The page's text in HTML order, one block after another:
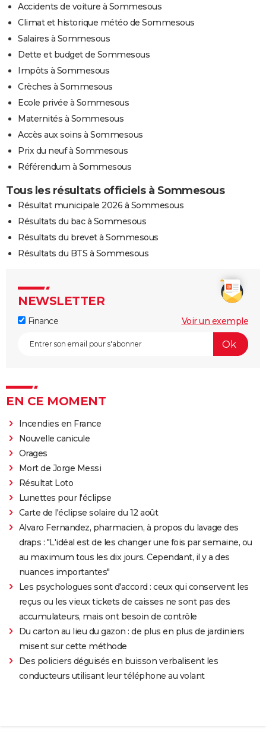
Accidents de voiture à Sommesous
Climat et historique météo de Sommesous
Salaires à Sommesous
Dette et budget de Sommesous
Impôts à Sommesous
Crèches à Sommesous
Ecole privée à Sommesous
Maternités à Sommesous
Accès aux soins à Sommesous
Prix du neuf à Sommesous
Référendum à Sommesous
Tous les résultats officiels à Sommesous
Résultat municipale 2026 à Sommesous
Résultats du bac à Sommesous
Résultats du brevet à Sommesous
Résultats du BTS à Sommesous
NEWSLETTER
Finance Voir un exemple
EN CE MOMENT
Incendies en France
Nouvelle canicule
Orages
Mort de Jorge Messi
Résultat Loto
Lunettes pour l'éclipse
Carte de l'éclipse solaire du 12 août
Alvaro Fernandez, pharmacien, à propos du lavage des
draps : "L'idéal est de les changer une fois par semaine, ou
au maximum tous les dix jours. Cependant, il y a des
nuances importantes"
Les psychologues sont d'accord : ceux qui conservent les
reçus ou les vieux tickets de caisses ne sont pas des
accumulateurs, mais ont besoin de contrôle
Du carton au lieu du gazon : de plus en plus de jardiniers
misent sur cette méthode
Des policiers déguisés en buisson verbalisent les
conducteurs utilisant leur téléphone au volant